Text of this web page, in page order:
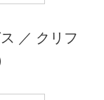
／ クリフ